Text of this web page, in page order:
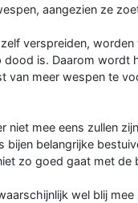
aangezien ze
verspreiden,
dood is. Daarom
van meer wespen te
niet mee eens zullen
bijen belangrijke
zo goed gaat met
wel blij